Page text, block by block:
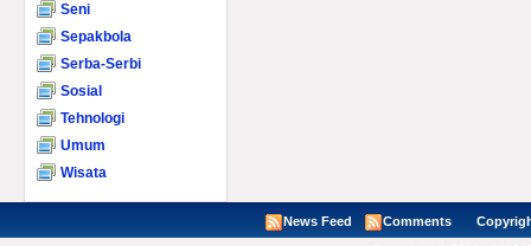
Seni
Sepakbola
Serba-Serbi
Sosial
Tehnologi
Umum
Wisata
News Feed Comments Copyright